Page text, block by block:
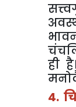
ही है।
4.